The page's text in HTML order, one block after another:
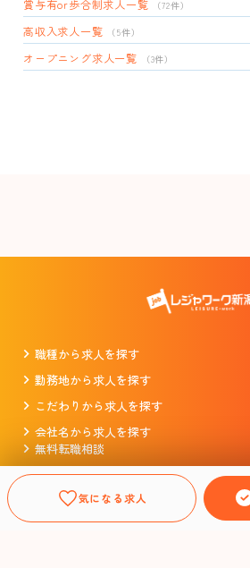
賞与有or歩合制求人一覧 （72件）
高収入求人一覧 （5件）
オープニング求人一覧 （3件）
気になる求人
職種から求人を探す
勤務地から求人を探す
こだわりから求人を探す
会社名から求人を探す
無料転職相談
掲載をお考えの企業様
プライバシーポリシー